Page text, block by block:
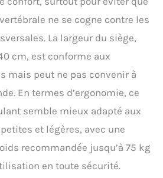
ne se cogne contre les
La largeur du siège,
cm, est conforme aux
mais peut ne pas convenir à
En termes d’ergonomie, ce
semble mieux adapté aux
et légères, avec une
recommandée jusqu’à 75 kg
en toute sécurité.